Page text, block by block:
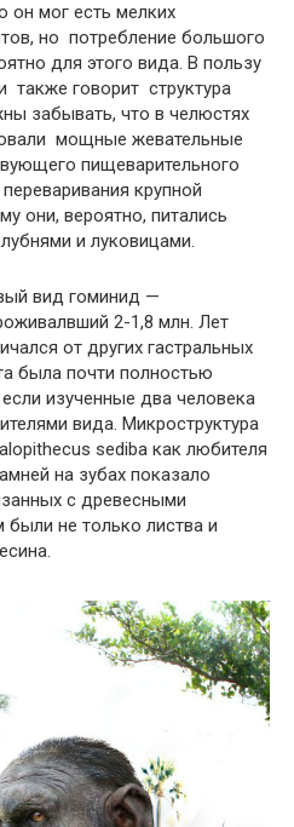
он мог есть мелких
но потребление большого
для этого вида. В пользу
также говорит структура
забывать, что в челюстях
мощные жевательные
пищеварительного
крупной
они, вероятно, питались
и луковицами.
вид гоминид —
2-1,8 млн. Лет
от других гастральных
была почти полностью
изученные два человека
вида. Микроструктура
sediba как любителя
на зубах показало
с древесными
были не только листва и